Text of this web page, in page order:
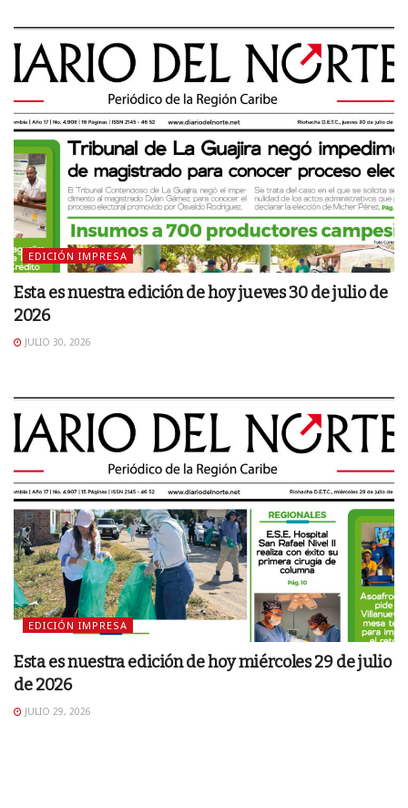
EDICIÓN IMPRESA
Esta es nuestra edición de hoy jueves 30 de julio de
2026
JULIO 30, 2026
EDICIÓN IMPRESA
Esta es nuestra edición de hoy miércoles 29 de julio
de 2026
JULIO 29, 2026